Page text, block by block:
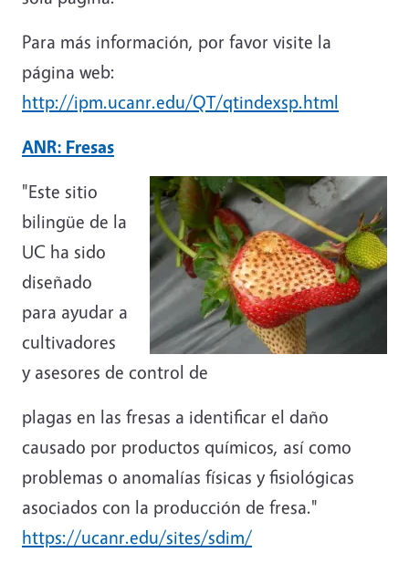
Para más información, por favor visite la
página web:
http://ipm.ucanr.edu/QT/qtindexsp.html
ANR: Fresas
"Este sitio
bilingüe de la
UC ha sido
diseñado
para ayudar a
cultivadores
y asesores de control de
plagas en las fresas a identificar el daño
causado por productos químicos, así como
problemas o anomalías físicas y fisiológicas
asociados con la producción de fresa."
https://ucanr.edu/sites/sdim/